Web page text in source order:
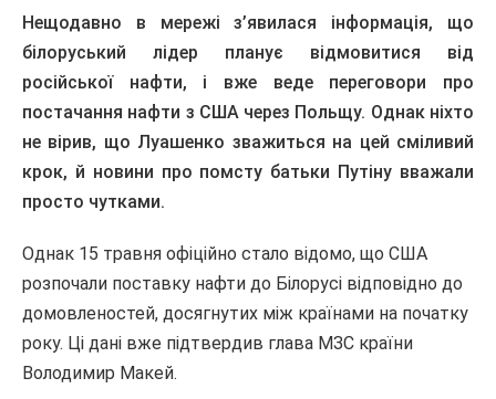
Нещодавно в мережі з’явилася інформація, що
білоруський лідер планує відмовитися від
російської нафти, і вже веде переговори про
постачання нафти з США через Польщу. Однак ніхто
не вірив, що Луашенко зважиться на цей сміливий
крок, й новини про помсту батьки Путіну вважали
просто чутками.
Однак 15 травня офіційно стало відомо, що США
розпочали поставку нафти до Білорусі відповідно до
домовленостей, досягнутих між країнами на початку
року. Ці дані вже підтвердив глава МЗС країни
Володимир Макей.